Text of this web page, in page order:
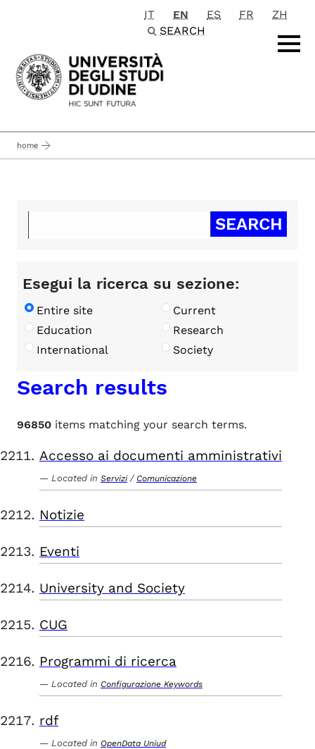
Passa al contenuto principale
IT EN ES FR
ZH
SEARCH
home
Esegui la ricerca su sezione:
Entire site
Current
Education
Research
International
Society
Search results
96850 items matching your search terms.
Accesso ai documenti amministrativi
Located in Servizi / Comunicazione
Notizie
Eventi
University and Society
CUG
Programmi di ricerca
Located in Configurazione Keywords
rdf
Located in OpenData Uniud